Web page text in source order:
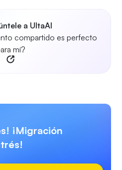
a UltaAI
compartido es perfecto
mí?
¡Migración